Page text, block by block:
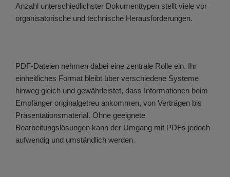
Anzahl unterschiedlichster Dokumenttypen stellt viele vor
organisatorische und technische Herausforderungen.
PDF-Dateien nehmen dabei eine zentrale Rolle ein. Ihr
einheitliches Format bleibt über verschiedene Systeme
hinweg gleich und gewährleistet, dass Informationen beim
Empfänger originalgetreu ankommen, von Verträgen bis
Präsentationsmaterial. Ohne geeignete
Bearbeitungslösungen kann der Umgang mit PDFs jedoch
aufwendig und umständlich werden.